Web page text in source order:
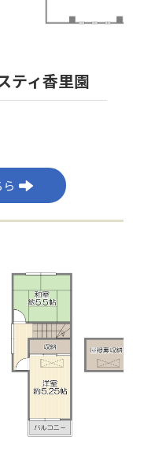
ティ香里園